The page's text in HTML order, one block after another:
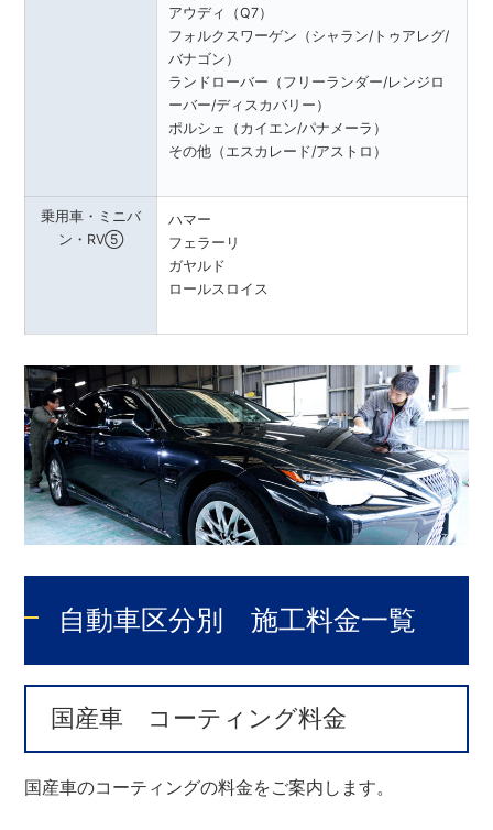
アウディ（Q7）
フォルクスワーゲン（シャラン/トゥアレグ/
バナゴン）
ランドローバー（フリーランダー/レンジロ
ーバー/ディスカバリー）
ポルシェ（カイエン/パナメーラ）
その他（エスカレード/アストロ）
乗用車・ミニバ
ン・RV⑤
ハマー
フェラーリ
ガヤルド
ロールスロイス
自動車区分別 施工料金一覧
国産車 コーティング料金
国産車のコーティングの料金をご案内します。